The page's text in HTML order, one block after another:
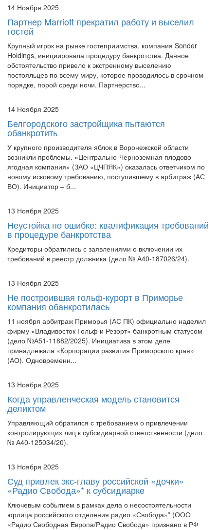
Партнер Marriott прекратил работу и выселил
гостей
Крупный игрок на рынке гостеприимства, компания Sonder
Holdings, инициировала процедуру банкротства. Данное
обстоятельство привело к экстренному выселению
постояльцев по всему миру, которое проводилось в срочном
порядке, порой среди ночи. Партнерство...
Белгородского застройщика пытаются
обанкротить
У крупного производителя яблок в Воронежской области
возникли проблемы. «Центрально-Черноземная плодово-
ягодная компания» (ЗАО «ЦЧПЯК») оказалась ответчиком по
новому исковому требованию, поступившему в арбитраж (АС
ВО). Инициатор – б...
Неустойка по ошибке: квалификация требований
в процедуре банкротства
Кредиторы обратились с заявлениями о включении их
требований в реестр должника (дело № А40-187026/24).
Не построившая гольф-курорт в Приморье
компания обанкротилась
11 ноября арбитраж Приморья (АС ПК) официально наделил
фирму «Владивосток Гольф и Резорт» банкротным статусом
(дело №А51-11882/2025). Инициатива в этом деле
принадлежала «Корпорации развития Приморского края»
(АО). Одновременн...
Когда управленческая модель становится
деликтом
Управляющий обратился с требованием о привлечении
контролирующих лиц к субсидиарной ответственности (дело
№ А40-125034/20).
Суд привлек экс-главу российской «дочки»
«Радио Свобода»* к субсидиарке
Ключевым событием в рамках дела о несостоятельности
юрлица российского отделения радио «Свобода»* (ООО
«Радио Свободная Европа/Радио Свобода» признано в РФ
СМИ-иноагентом) (№А40-42153/2022) стало решение